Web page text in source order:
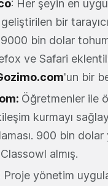
: Her şeyin en
bir
bin dolar tohum
ve Safari
'un bir
Öğretmenler ile
kurmayı
900 bin dolar
almış.
Proje yönetim